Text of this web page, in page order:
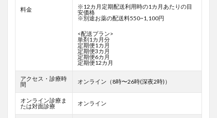
料金
※12カ月定期配送利用時の1カ月あたりの目
安価格
※別途お薬の配送料550~1,100円
<配送プラン>
単剤1カ月分
定期便1カ月
定期便3カ月
定期便6カ月
定期便12カ月
アクセス・診療時
間
オンライン（8時〜26時(深夜2時)）
オンライン診療ま
たは対面診療
オンライン